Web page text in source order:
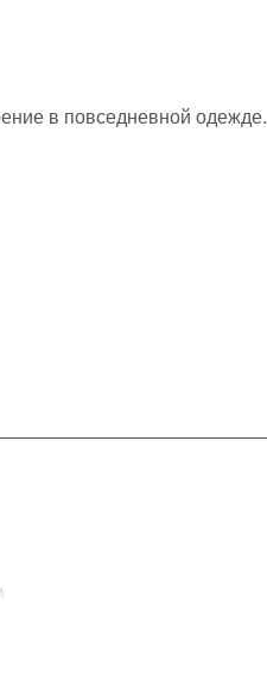
в повседневной одежде.